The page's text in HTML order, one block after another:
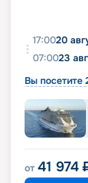
17:0020
07:0023
Вы посетите
от 41 974